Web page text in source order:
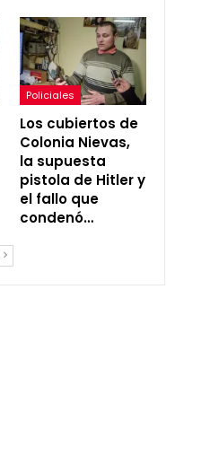
Policiales
Los cubiertos de
Colonia Nievas,
la supuesta
pistola de Hitler y
el fallo que
condenó…